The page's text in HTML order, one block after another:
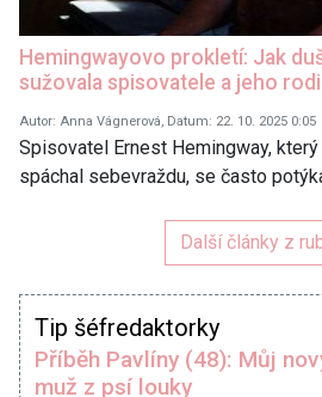
Hemingwayovo prokletí: Jak
sužovala spisovatele a jeho
Autor: Anna Vágnerová, Datum: 22. 10. 2025 0:05
Spisovatel Ernest Hemingway,
spáchal sebevraždu, se často
Další články z
Tip šéfredaktorky
Příběh Pavlíny (48): Můj
muž z psí louky